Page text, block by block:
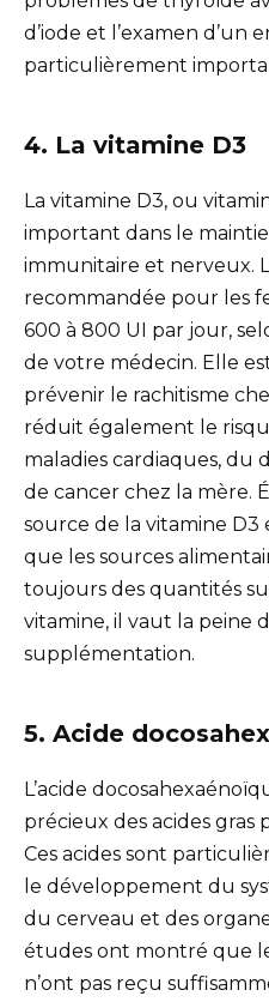
d’iode et l’examen d’un
particulièrement
4. La vitamine D3
La vitamine D3, ou
important dans le
immunitaire et nerveux.
recommandée pour les
600 à 800 UI par jour,
de votre médecin. Elle
prévenir le rachitisme
réduit également le
maladies cardiaques, du
de cancer chez la mère.
source de la vitamine
que les sources
toujours des quantités
vitamine, il vaut la peine
supplémentation.
5. Acide
L’acide
précieux des acides gras
Ces acides sont
le développement du
du cerveau et des
études ont montré que
n’ont pas reçu